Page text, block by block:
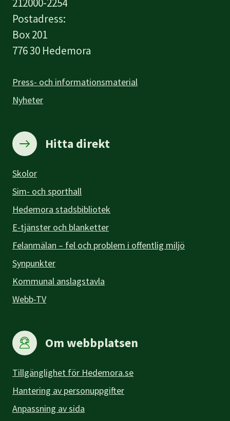
Postadress:
Box 201
776 30 Hedemora
Press- och informationsmaterial
Nyheter
Hitta direkt
Skolor
Sim- och sporthall
Hedemora stadsbibliotek
E-tjänster och blanketter
Felanmälan – fel och problem i offentlig miljö
Synpunkter
Kommunal anslagstavla
Webb-TV
Om webbplatsen
Tillgänglighet för Hedemora.se
Hantering av personuppgifter
Anpassning av sida